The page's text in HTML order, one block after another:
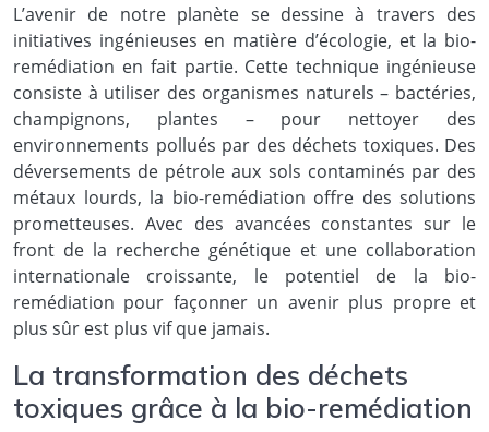
L’avenir de notre planète se dessine à travers des
initiatives ingénieuses en matière d’écologie, et la bio-
remédiation en fait partie. Cette technique ingénieuse
consiste à utiliser des organismes naturels – bactéries,
champignons, plantes – pour nettoyer des
environnements pollués par des déchets toxiques. Des
déversements de pétrole aux sols contaminés par des
métaux lourds, la bio-remédiation offre des solutions
prometteuses. Avec des avancées constantes sur le
front de la recherche génétique et une collaboration
internationale croissante, le potentiel de la bio-
remédiation pour façonner un avenir plus propre et
plus sûr est plus vif que jamais.
La transformation des déchets
toxiques grâce à la bio-remédiation